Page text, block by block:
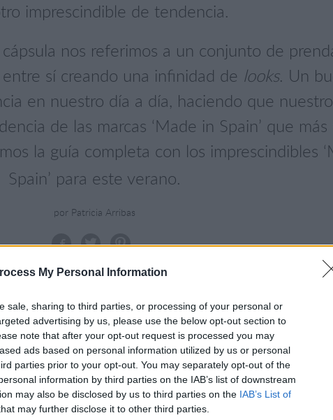
My Personal Information
sale, sharing to third parties, or processing of your personal or
advertising by us, please use the below opt-out section to
note that after your opt-out request is processed you may
ads based on personal information utilized by us or personal
parties prior to your opt-out. You may separately opt-out of the
information by third parties on the IAB’s list of downstream
may also be disclosed by us to third parties on the IAB’s List of
may further disclose it to other third parties.
imprescindible de tendencia.
nos referimos a un conjunto de
sí creando una infinidad de looks. Un
en nuestro día a día, haciendo que
de las marcas ‘Made in Spain’ que más
la guía completa con los imprescindibles
Spain’ para este verano.
por Patricia Arribas
Ver todas las fotos